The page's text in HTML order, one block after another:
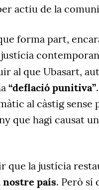
actiu de la
forma part,
al que Ubasart,
“deflació punitiva”
al càstig sense
que hagi causat
que la justícia
país. Però sí